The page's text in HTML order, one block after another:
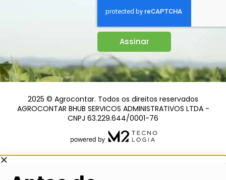
Assinar
2025 © Agrocontar. Todos os direitos reservados
AGROCONTAR BHUB SERVICOS ADMINISTRATIVOS LTDA -
CNPJ 63.229.644/0001-76